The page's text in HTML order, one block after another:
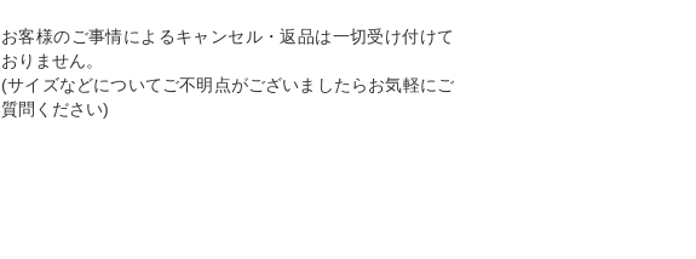
お客様のご事情によるキャンセル・返品は一切受け付けて
おりません。
(サイズなどについてご不明点がございましたらお気軽にご
質問ください)